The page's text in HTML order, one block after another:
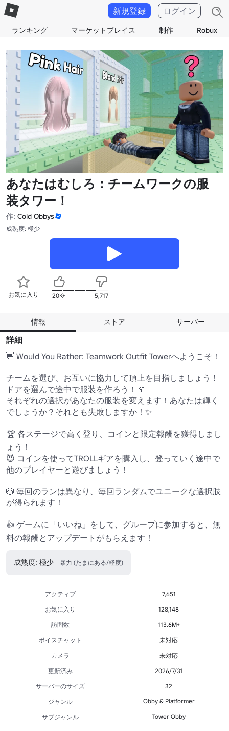
ランキング マーケットプレイス 制作 Robux
新規登録 ログイン
あなたはむしろ：チームワークの服
装タワー！
作: Cold Obbys
成熟度: 極少
お気に入り 20K+ 5,717
情報 ストア サーバー
詳細
👋 Would You Rather: Teamwork Outfit Towerへようこそ！
チームを選び、お互いに協力して頂上を目指しましょう！
ドアを選んで途中で服装を作ろう！ 👕
それぞれの選択があなたの服装を変えます！あなたは輝く
でしょうか？それとも失敗しますか！✨
🏆 各ステージで高く登り、コインと限定報酬を獲得しまし
ょう！
😈 コインを使ってTROLLギアを購入し、登っていく途中で
他のプレイヤーと遊びましょう！
🎲 毎回のランは異なり、毎回ランダムでユニークな選択肢
が得られます！
👍 ゲームに「いいね」をして、グループに参加すると、無
料の報酬とアップデートがもらえます！
成熟度: 極少 暴力 (たまにある/軽度)
アクティブ
7,651
お気に入り
128,148
訪問数
113.6M+
ボイスチャット
未対応
カメラ
未対応
更新済み
2026/7/31
サーバーのサイズ
32
ジャンル
Obby & Platformer
サブジャンル Tower Obby